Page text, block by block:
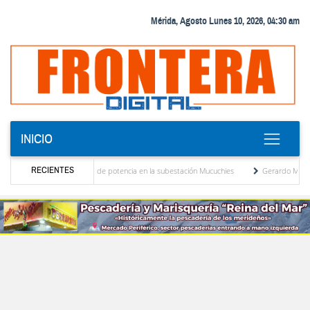
Mérida, Agosto Lunes 10, 2026, 04:30 am
INICIO
RECIENTES
transformador de potencia en la subestación Mucuchies
Gerardo Molina: